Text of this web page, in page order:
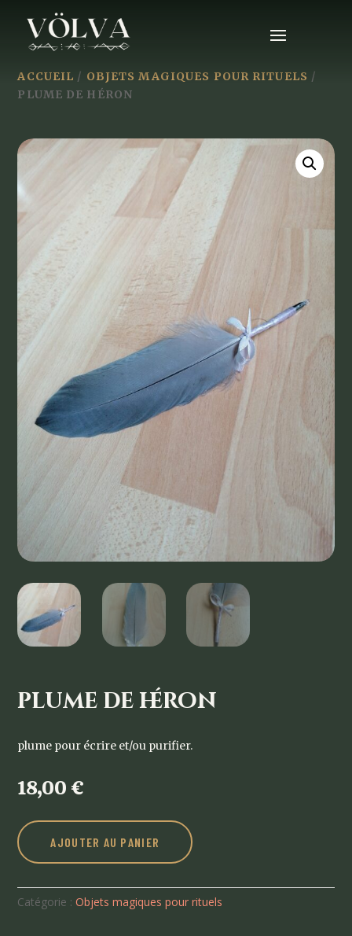
ACCUEIL / OBJETS MAGIQUES POUR RITUELS /
PLUME DE HÉRON
plume de héron
plume pour écrire et/ou purifier.
18,00 €
AJOUTER AU PANIER
Catégorie :Objets magiques pour rituels